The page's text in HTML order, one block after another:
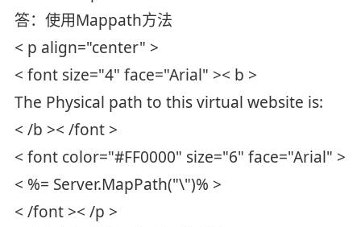
答：使用Mappath方法
< p align="center" >
< font size="4" face="Arial" >< b >
The Physical path to this virtual website is:
< /b >< /font >
< font color="#FF0000" size="6" face="Arial" >
< %= Server.MapPath("\")% >
< /font >< /p >